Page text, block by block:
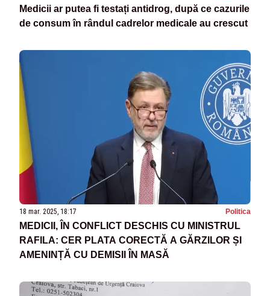
Medicii ar putea fi testați antidrog, după ce cazurile
de consum în rândul cadrelor medicale au crescut
18 mar. 2025, 18:17 Politica
MEDICII, ÎN CONFLICT DESCHIS CU MINISTRUL
RAFILA: CER PLATA CORECTĂ A GĂRZILOR ȘI
AMENINȚĂ CU DEMISII ÎN MASĂ